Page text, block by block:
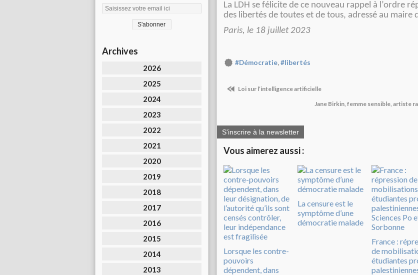
Archives
2026
2025
2024
2023
2022
2021
2020
2019
2018
2017
2016
2015
2014
2013
La LDH se félicite de ce nouveau rappel à l’ordre
des libertés de toutes et de tous, adressé au maire
Paris, le 18 juillet 2023
#Démocratie,#libertés
Loi sur l’intelligence artificielle
Jane Birkin, femme sensible, artiste
S'inscrire à la newsletter
Vous aimerez aussi :
Lorsque les contre-
pouvoirs
dépendent, dans
La censure est le
symptôme d’une
démocratie malade
France :
de
étudiantes